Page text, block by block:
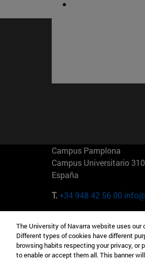
Campus Pamplona
Campus Universitario
España
T.+34 948 42 56 00
Camino del Cerro Águila
Madrid España
The University of Navarra website uses
Different types of cookies have different
browsing habits respecting your privacy, or
to enable or accept them all. This banner